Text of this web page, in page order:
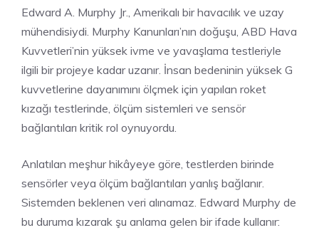
Edward A. Murphy Jr., Amerikalı bir havacılık ve uzay
mühendisiydi. Murphy Kanunları’nın doğuşu, ABD Hava
Kuvvetleri’nin yüksek ivme ve yavaşlama testleriyle
ilgili bir projeye kadar uzanır. İnsan bedeninin yüksek G
kuvvetlerine dayanımını ölçmek için yapılan roket
kızağı testlerinde, ölçüm sistemleri ve sensör
bağlantıları kritik rol oynuyordu.
Anlatılan meşhur hikâyeye göre, testlerden birinde
sensörler veya ölçüm bağlantıları yanlış bağlanır.
Sistemden beklenen veri alınamaz. Edward Murphy de
bu duruma kızarak şu anlama gelen bir ifade kullanır: